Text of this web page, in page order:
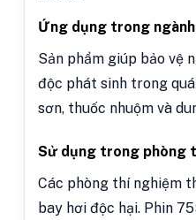
Ứng dụng trong
Sản phẩm giúp bảo vệ
độc phát sinh trong
sơn, thuốc nhuộm và
Sử dụng trong phòng
Các phòng thí nghiệm
bay hơi độc hại. Phin